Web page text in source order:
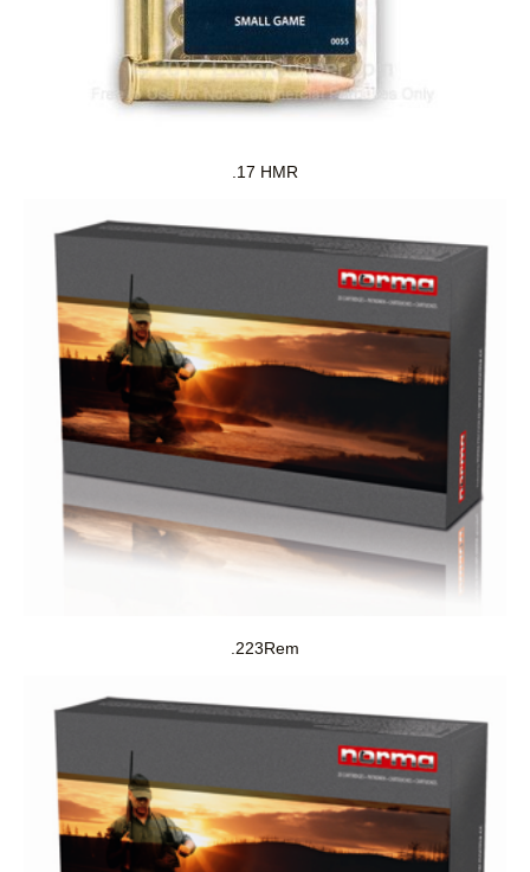
.17 HMR
.223Rem